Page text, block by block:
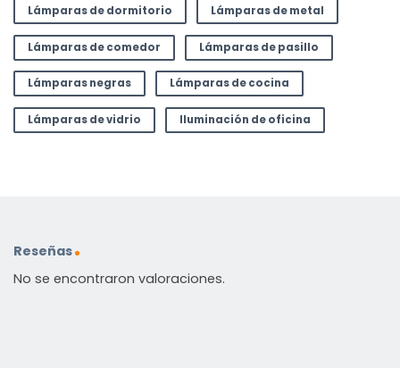
Lámparas de dormitorio Lámparas de metal
Lámparas de comedor Lámparas de pasillo
Lámparas negras Lámparas de cocina
Lámparas de vidrio Iluminación de oficina
Reseñas
No se encontraron valoraciones.